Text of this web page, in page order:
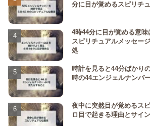
分に目が覚めるスピリチ
4時44分に目が覚める意
スピリチュアルメッセー
処
時計を見ると44分ばかり
時の44エンジェルナンバ
夜中に突然目が覚めるス
ロ目で起きる理由とサイ